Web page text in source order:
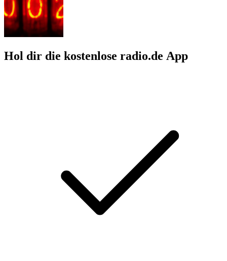
Hol dir die kostenlose radio.de App